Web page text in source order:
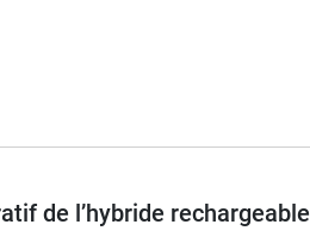
de l’hybride rechargeable